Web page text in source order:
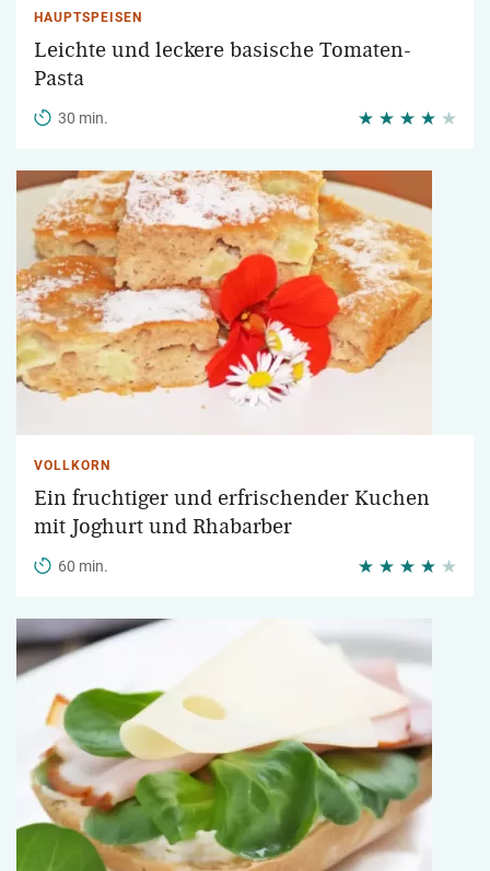
HAUPTSPEISEN
Leichte und leckere basische Tomaten-
Pasta
30 min.
VOLLKORN
Ein fruchtiger und erfrischender Kuchen
mit Joghurt und Rhabarber
60 min.